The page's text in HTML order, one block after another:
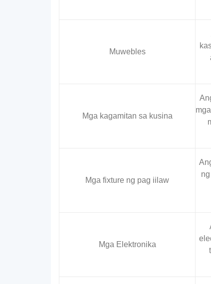
Muwebles
Mga kagamitan sa kusina
Mga fixture ng pag iilaw
Mga Elektronika